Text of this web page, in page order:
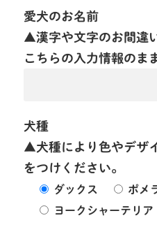
愛犬のお名前
▲漢字や文字のお間違
こちらの入力情報のま
犬種
▲犬種により色やデザ
をつけください。
ダックス
ポメ
ヨークシャーテリア